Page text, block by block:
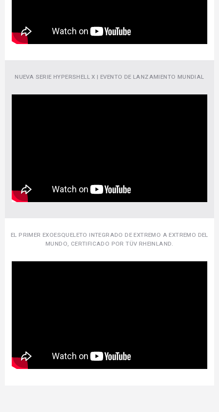
NUEVA SERIE HYPERSHELL X | EVENTO DE LANZAMIENTO MUNDIAL
EL PRIMER EXOESQUELETO INTEGRADO DE EXTREMO A EXTREMO DEL
MUNDO, CERTIFICADO POR TÜV RHEINLAND.